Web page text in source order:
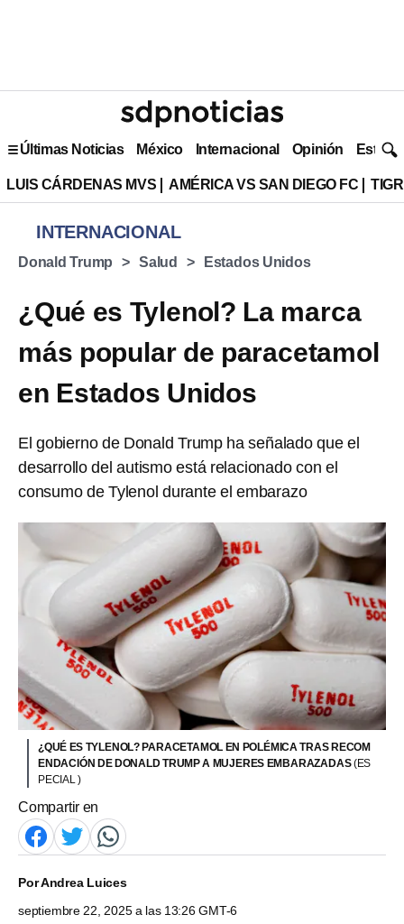
Últimas Noticias México Internacional Opinión Estilo
LUIS CÁRDENAS MVS AMÉRICA VS SAN DIEGO FC
INTERNACIONAL
Donald Trump Salud Estados Unidos
¿Qué es Tylenol? La marca
más popular de paracetamol
en Estados Unidos
El gobierno de Donald Trump ha señalado que el
desarrollo del autismo está relacionado con el
consumo de Tylenol durante el embarazo
¿QUÉ ES TYLENOL? PARACETAMOL EN POLÉMICA TRAS RECOM
ENDACIÓN DE DONALD TRUMP A MUJERES EMBARAZADAS(ES
PECIAL )
Compartir en
PorAndrea Luices
septiembre 22, 2025 a las 13:26 GMT-6